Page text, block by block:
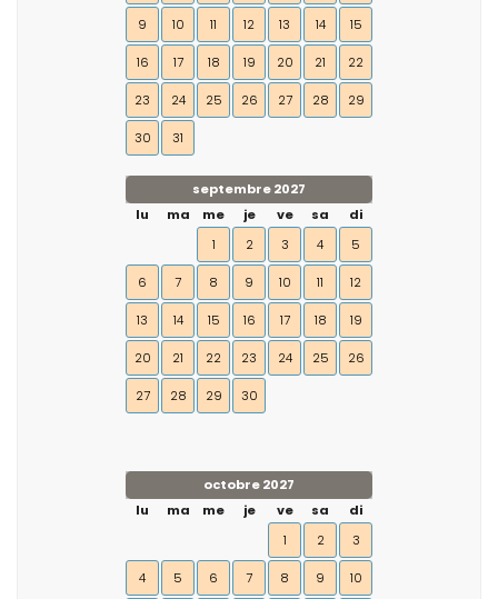
9 10 11 12 13 14 15
16 17 18 19 20 21 22
23 24 25 26 27 28 29
30 31
septembre 2027
lu
ma me je ve sa
di
1
2 3 4 5
6 7 8 9 10 11 12
13 14 15 16 17 18 19
20 21 22 23 24 25 26
27 28 29 30
octobre 2027
lu
ma me je ve sa
di
1
2 3
4 5 6 7 8 9 10